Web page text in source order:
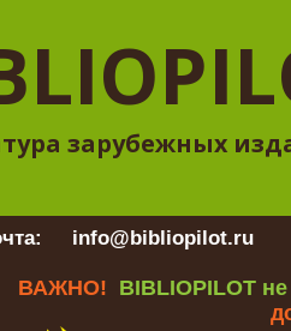
зарубежных
info@bibliopilot.ru
ВАЖНО! BIBLIOPILOT